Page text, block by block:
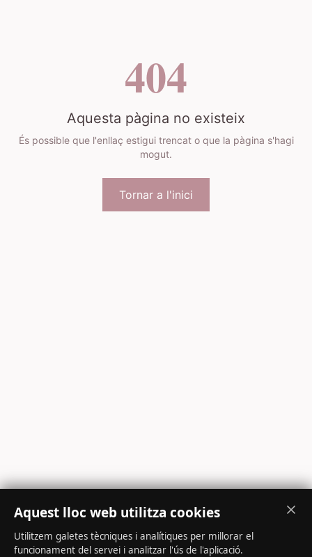
404
Aquesta pàgina no existeix
És possible que l'enllaç estigui trencat o que la pàgina s'hagi
mogut.
Tornar a l'inici
Aquest lloc web utilitza cookies
Utilitzem galetes tècniques i analítiques per millorar el
funcionament del servei i analitzar l'ús de l'aplicació.